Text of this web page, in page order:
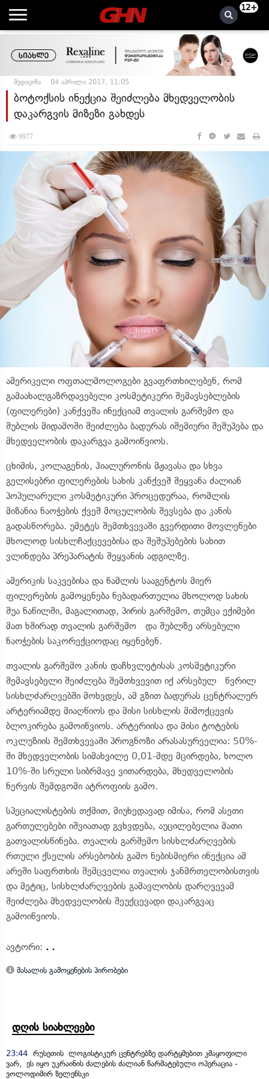
12+
მედიცინა 04 აპრილი 2017, 11:05
ბოტოქსის ინექცია შეიძლება მხედველობის
დაკარგვის მიზეზი გახდეს
9977
ამერიკელი ოფთალმოლოგები გვაფრთხილებენ, რომ
გამაახალგაზრდავებელი კოსმეტიკური შემავსებლების
(ფილერები) კანქვეშა ინექციამ თვალის გარშემო და
შუბლის მიდამოში შეიძლება ბადურას იშემიური შეშუპება და
მხედველობის დაკარგვა გამოიწვიოს.
ცხიმის, კოლაგენის, ჰიალურონის მჟავასა და სხვა
გელისებრი ფილერების სახის კანქვეშ შეყვანა ძალიან
პოპულარული კოსმეტიკური პროცედურაა, რომლის
მიზანია ნაოჭების ქვეშ მოცულობის შევსება და კანის
გადასწორება. უმეტეს შემთხვევაში გვერდითი მოვლენები
მხოლოდ სისხლჩაქცევებისა და შეშუპებების სახით
ვლინდება პრეპარატის შეყვანის ადგილზე.
ამერიკის საკვებისა და წამლის სააგენტოს მიერ
ფილერების გამოყენება ნებადართულია მხოლოდ სახის
შუა ნაწილში, მაგალითად, პირის გარშემო, თუმცა ექიმები
მათ ხშირად თვალის გარშემო და შუბლზე არსებული
ნაოჭების საკორექციოდაც იყენებენ.
თვალის გარშემო კანის დაჩხვლეტისას კოსმეტიკური
შემავსებელი შეიძლება შემთხვევით იქ არსებულ წვრილ
სისხლძარღვებში მოხვდეს, ამ გზით ბადურას ცენტრალურ
არტერიამდე მიაღწიოს და მისი სისხლის მიმოქცევის
ბლოკირება გამოიწვიოს. არტერიისა და მისი ტოტების
ოკლუზიის შემთხვევაში პროგნოზი არასასურველია: 50%-
ში მხედველობის სიმახვილე 0,01-მდე მცირდება, ხოლო
10%-ში სრული სიბრმავე ვითარდება, მხედველობის
ნერვის შემდგომი ატროფიის გამო.
სპეციალისტების თქმით, მიუხედავად იმისა, რომ ასეთი
გართულებები იშვიათად გვხვდება, აუცილებელია მათი
გათვალისწინება. თვალის გარშემო სისხლძარღვების
რთული ქსელის არსებობის გამო ნებისმიერი ინექცია ამ
არეში საფრთხის შემცველია თვალის ჯანმრთელობისთვის
და მეტიც, სისხლძარღვების გამავლობის დარღვევამ
შეიძლება მხედველობის შეუქცევადი დაკარგვაც
გამოიწვიოს.
ავტორი: . .
მასალის გამოყენების პირობები
დღის სიახლეები
23:44 რუსეთის ლოგისტიკურ ცენტრებზე დარტყმებით კმაყოფილი
ვარ, ეს იყო უკრაინის ძალების ძალიან წარმატებული ოპერაცია -
ვოლოდიმირ ზელენსკი